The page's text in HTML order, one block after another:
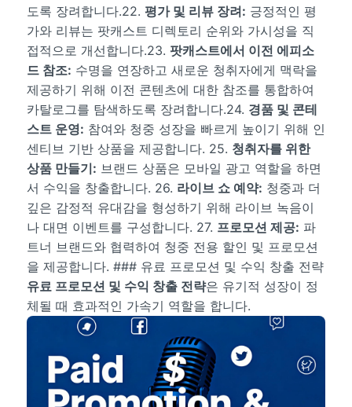
도록 장려합니다.22. 평가 및 리뷰 장려: 긍정적인 평
가와 리뷰는 팟캐스트 디렉토리 순위와 가시성을 직
접적으로 개선합니다.23. 팟캐스트에서 이전 에피소
드 참조: 수명을 연장하고 새로운 청취자에게 맥락을
제공하기 위해 이전 콘텐츠에 대한 참조를 통합하여
카탈로그를 탐색하도록 장려합니다.24. 경품 및 콘테
스트 운영: 참여와 청중 성장을 빠르게 높이기 위해 인
센티브 기반 상품을 제공합니다. 25. 청취자를 위한
상품 만들기: 브랜드 상품은 모바일 광고 역할을 하면
서 수익을 창출합니다. 26. 라이브 쇼 예약: 청중과 더
깊은 감정적 유대감을 형성하기 위해 라이브 녹음이
나 대면 이벤트를 구성합니다. 27. 프로모션 제공: 파
트너 브랜드와 협력하여 청중 전용 할인 및 프로모션
을 제공합니다. ### 유료 프로모션 및 수익 창출 전략
유료 프로모션 및 수익 창출 전략은 유기적 성장이 정
체될 때 효과적인 가속기 역할을 합니다.